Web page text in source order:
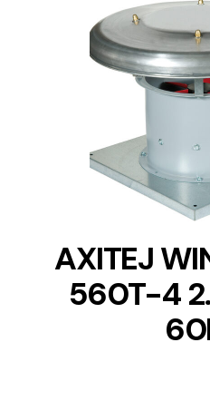
AXITEJ
560T-4